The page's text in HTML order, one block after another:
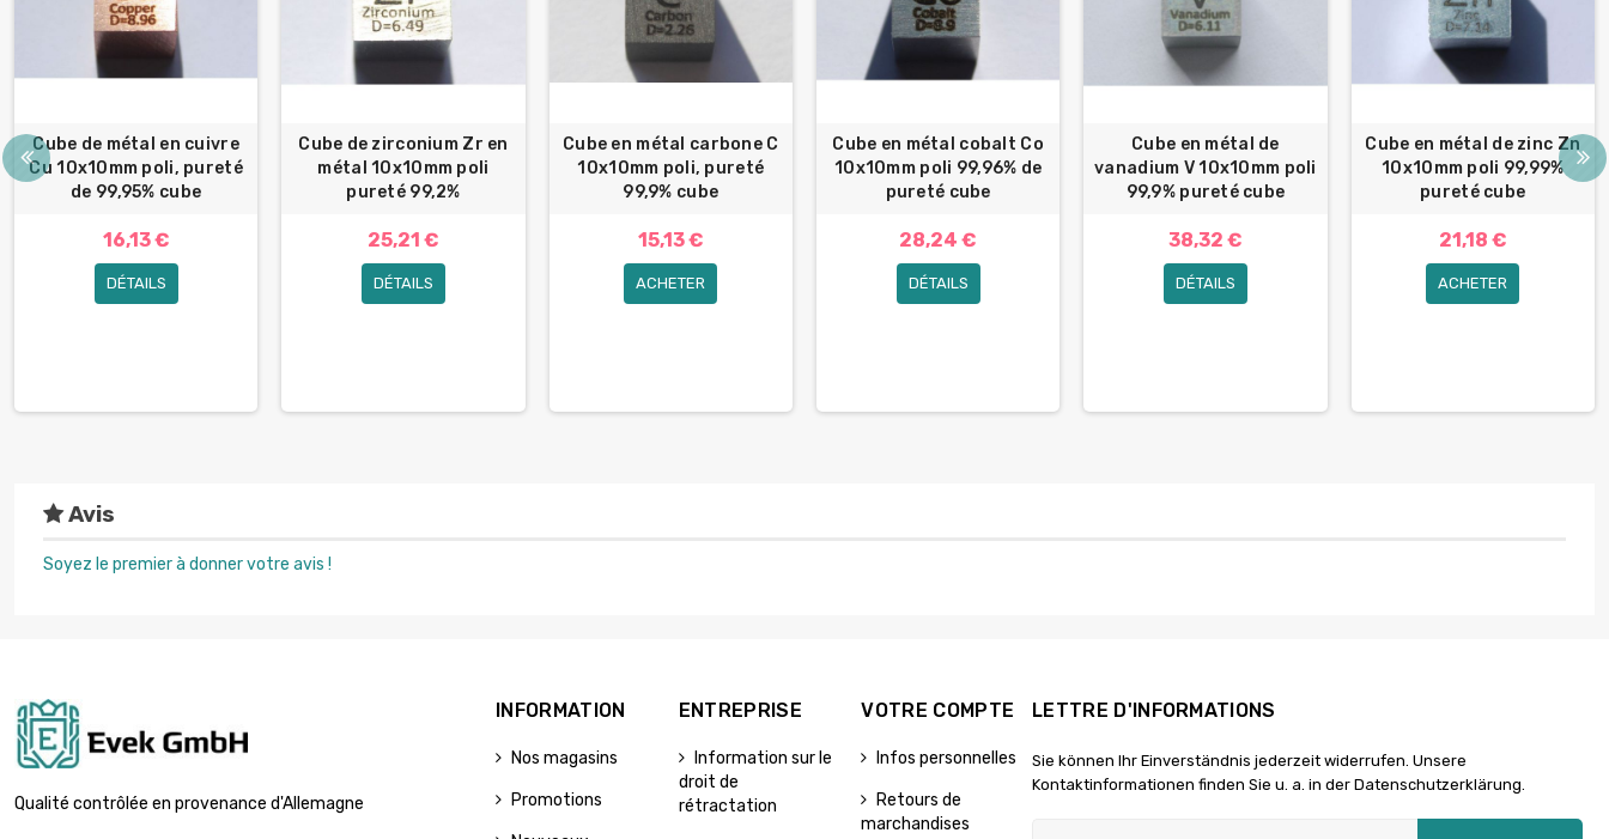
Cube de métal en cuivre
Cu 10x10mm poli, pureté
de 99,95% cube
16,13 €
DÉTAILS
Cube de zirconium Zr en
métal 10x10mm poli
pureté 99,2%
25,21 €
DÉTAILS
Cube en métal carbone C
10x10mm poli, pureté
99,9% cube
15,13 €
ACHETER
Cube en métal cobalt Co
10x10mm poli 99,96% de
pureté cube
28,24 €
DÉTAILS
Cube en métal de
vanadium V 10x10mm poli
99,9% pureté cube
38,32 €
DÉTAILS
Cube en métal de zinc Zn
10x10mm poli 99,99%
pureté cube
21,18 €
ACHETER
Avis
Soyez le premier à donner votre avis !
Qualité contrôlée en provenance d'Allemagne
INFORMATION
Nos magasins
Promotions
ENTREPRISE
Information sur le
droit de
rétractation
VOTRE COMPTE
Infos personnelles
Retours de
marchandises
LETTRE D'INFORMATIONS
Sie können Ihr Einverständnis jederzeit widerrufen. Unsere
Kontaktinformationen finden Sie u. a. in der Datenschutzerklärung.